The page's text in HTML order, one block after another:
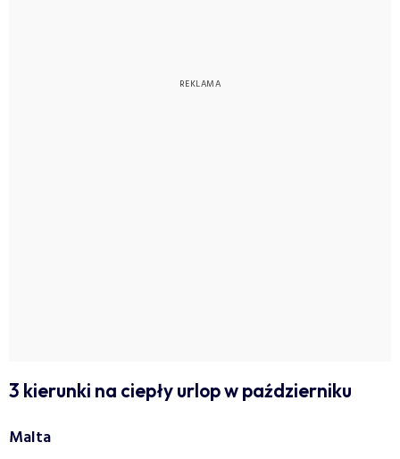
3 kierunki na ciepły urlop w październiku
Malta